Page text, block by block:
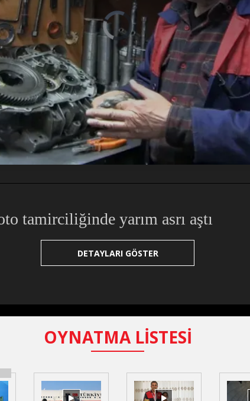
tamirciliğinde yarım asrı aştı
DETAYLARI GÖSTER
OYNATMA LİSTESİ